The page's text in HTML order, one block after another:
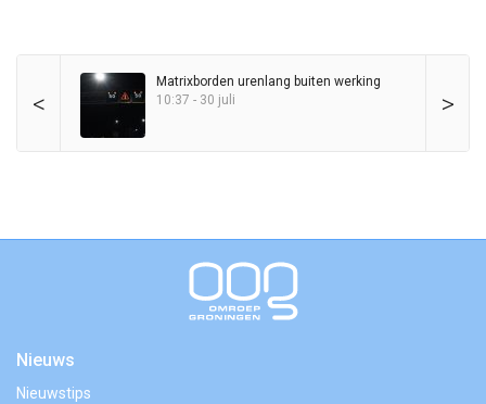
< >
Matrixborden urenlang buiten werking
10:37 - 30 juli
Nieuws
Nieuwstips